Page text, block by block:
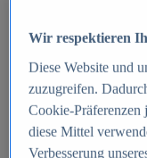
E-commerce
Beliebte
Aktuelle
E-
Wir respektieren
Diese Website und
zuzugreifen.
Cookie-
diese Mittel
Verbesserung